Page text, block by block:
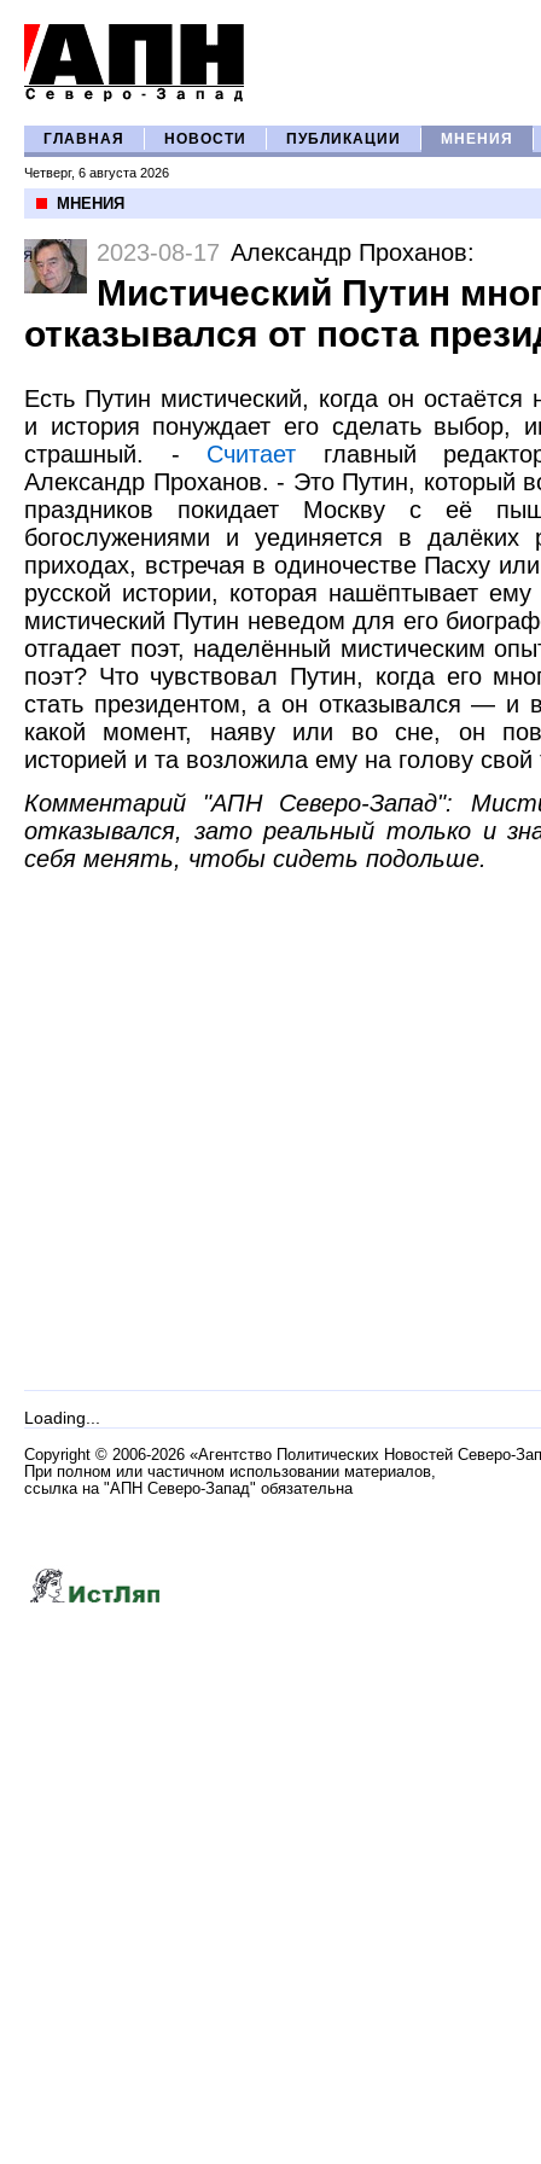
ГЛАВНАЯ НОВОСТИ ПУБЛИКАЦИИ МНЕНИЯ
Четверг, 6 августа 2026
МНЕНИЯ
2023-08-17 Александр Проханов:
Мистический Путин
отказывался от поста
Есть Путин мистический, когда он остаётся
и история понуждает его сделать выбор,
страшный. - Считает главный
Александр Проханов. - Это Путин, который
праздников покидает Москву с её
богослужениями и уединяется в далёких
приходах, встречая в одиночестве Пасху
русской истории, которая нашёптывает
мистический Путин неведом для его
отгадает поэт, наделённый мистическим
поэт? Что чувствовал Путин, когда его
стать президентом, а он отказывался — и
какой момент, наяву или во сне, он
историей и та возложила ему на голову
Комментарий "АПН Северо-Запад":
отказывался, зато реальный только и
себя менять, чтобы сидеть подольше.
Loading...
Copyright © 2006-2026 «Агентство Политических Новостей Северо-
При полном или частичном использовании материалов,
ссылка на "АПН Северо-Запад" обязательна